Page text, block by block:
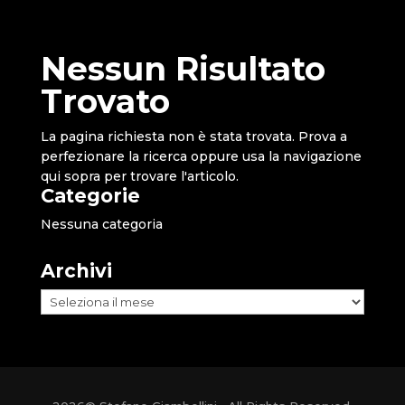
Nessun Risultato
Trovato
La pagina richiesta non è stata trovata. Prova a
perfezionare la ricerca oppure usa la navigazione
qui sopra per trovare l'articolo.
Categorie
Nessuna categoria
Archivi
Archivi